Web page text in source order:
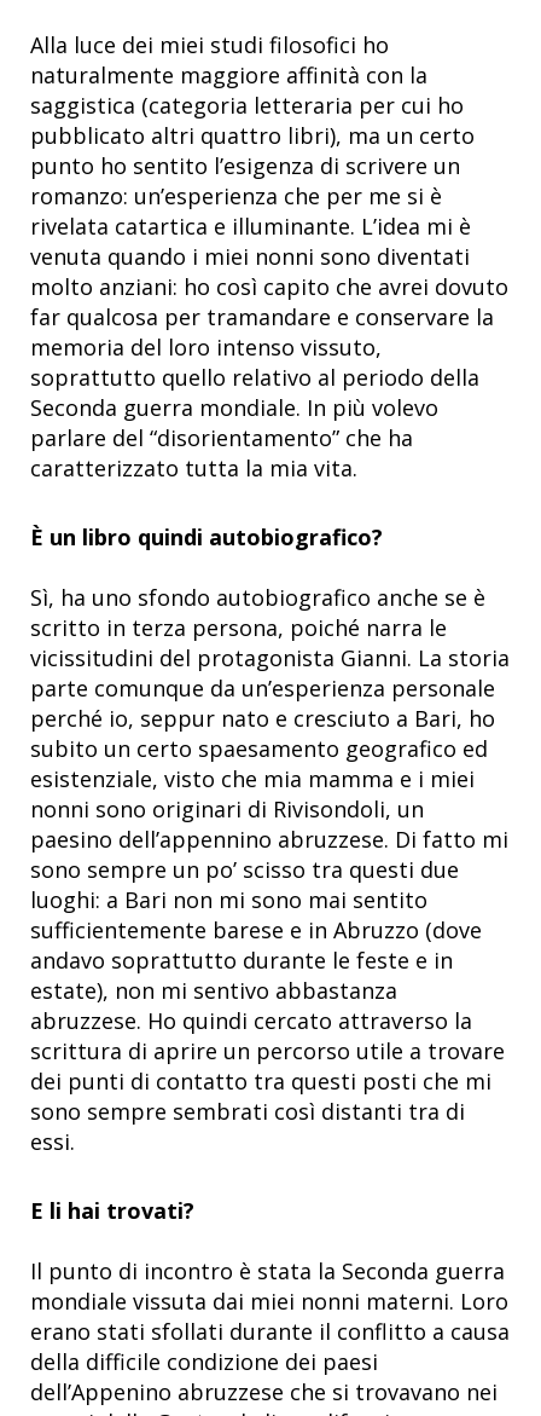
Alla luce dei miei studi filosofici ho
naturalmente maggiore affinità con la
saggistica (categoria letteraria per cui ho
pubblicato altri quattro libri), ma un certo
punto ho sentito l’esigenza di scrivere un
romanzo: un’esperienza che per me si è
rivelata catartica e illuminante. L’idea mi è
venuta quando i miei nonni sono diventati
molto anziani: ho così capito che avrei dovuto
far qualcosa per tramandare e conservare la
memoria del loro intenso vissuto,
soprattutto quello relativo al periodo della
Seconda guerra mondiale. In più volevo
parlare del “disorientamento” che ha
caratterizzato tutta la mia vita.
È un libro quindi autobiografico?
Sì, ha uno sfondo autobiografico anche se è
scritto in terza persona, poiché narra le
vicissitudini del protagonista Gianni. La storia
parte comunque da un’esperienza personale
perché io, seppur nato e cresciuto a Bari, ho
subito un certo spaesamento geografico ed
esistenziale, visto che mia mamma e i miei
nonni sono originari di Rivisondoli, un
paesino dell’appennino abruzzese. Di fatto mi
sono sempre un po’ scisso tra questi due
luoghi: a Bari non mi sono mai sentito
sufficientemente barese e in Abruzzo (dove
andavo soprattutto durante le feste e in
estate), non mi sentivo abbastanza
abruzzese. Ho quindi cercato attraverso la
scrittura di aprire un percorso utile a trovare
dei punti di contatto tra questi posti che mi
sono sempre sembrati così distanti tra di
essi.
E li hai trovati?
Il punto di incontro è stata la Seconda guerra
mondiale vissuta dai miei nonni materni. Loro
erano stati sfollati durante il conflitto a causa
della difficile condizione dei paesi
dell’Appenino abruzzese che si trovavano nei